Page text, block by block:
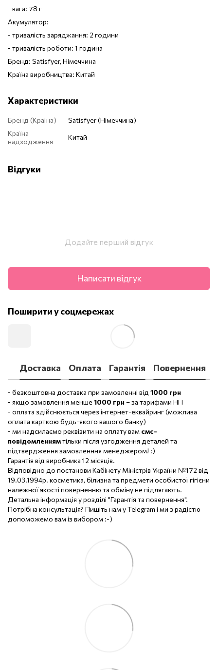
- вага: 78 г
Акумулятор:
- тривалість заряджання: 2 години
- тривалість роботи: 1 година
Бренд: Satisfyer, Німеччина
Країна виробництва: Китай
Характеристики
Бренд (Країна)
Satisfyer (Німеччина)
Країна
надходження
Китай
Відгуки
Додайте перший відгук
Написати відгук
Поширити у соцмережах
Доставка Оплата Гарантія Повернення
- безкоштовна доставка при замовленні від 1000 грн
- якщо замовлення менше 1000 грн– за тарифами НП
- оплата здійснюється через інтернет-еквайринг (можлива
оплата карткою будь-якого вашого банку)
- ми надсилаємо реквізити на оплату вам смс-
повідомленнямтільки після узгодження деталей та
підтвердження замовленння менеджером! :)
Гарантія від виробника 12 місяців.
Відповідно до постанови Кабінету Міністрів України №172 від
19.03.1994р. косметика, білизна та предмети особистої гігієни
належної якості поверненню та обміну не підлягають.
Детальна інформація у розділі "Гарантія та повернення".
Потрібна консультація? Пишіть нам у Telegram і ми з радістю
допоможемо вам із вибором :-)